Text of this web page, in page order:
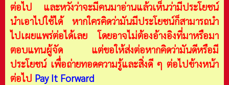
ต่อไป และหวังว่าจะมีคนมาอ่านแล้วเห็นว่ามีประโยชน์
นำเอาไปใช้ได้ หากใครคิดว่ามันมีประโยชน์ก็สามารถนำ
ไปเผยแพร่ต่อได้เลย โดยอาจไม่ต้องอ้างอิงที่มาหรือมา
ตอบแทนผู้จัด แต่ขอให้ส่งต่อหากคิดว่ามันดีหรือมี
ประโยชน์ เพื่อถ่ายทอดความรู้และสิ่งดี ๆ ต่อไปข้างหน้า
ต่อไป Pay It Forward